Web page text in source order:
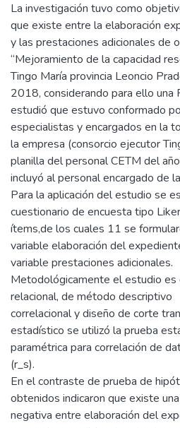
La investigación tuvo como
que existe entre la elaboración
y las prestaciones adicionales de
“Mejoramiento de la capacidad
Tingo María provincia Leoncio
2018, considerando para ello una
estudió que estuvo conformado
especialistas y encargados en la
la empresa (consorcio ejecutor
planilla del personal CETM del
incluyó al personal encargado de
Para la aplicación del estudio se
cuestionario de encuesta tipo
ítems,de los cuales 11 se
variable elaboración del
variable prestaciones adicionales.
Metodológicamente el estudio es
relacional, de método descriptivo
correlacional y diseño de corte
estadístico se utilizó la prueba
paramétrica para correlación de
(r_s).
En el contraste de prueba de
obtenidos indicaron que existe
negativa entre elaboración del